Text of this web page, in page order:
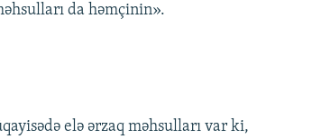
da həmçinin».
elə ərzaq məhsulları var ki,